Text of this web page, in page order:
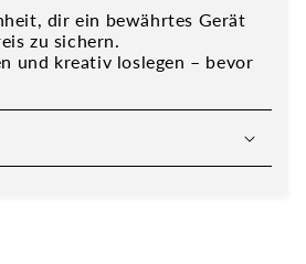
dir ein bewährtes Gerät
zu sichern.
und kreativ loslegen – bevor